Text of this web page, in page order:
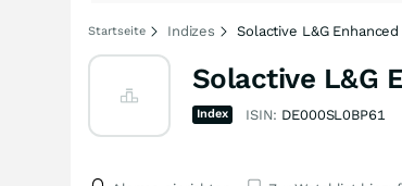
Startseite Indizes Solactive L&G
Solactive L&G
Index ISIN: DE000SL0BP61